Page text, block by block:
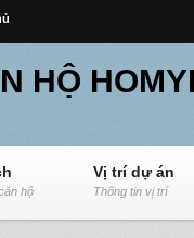
HỘ
hộ
Vị trí dự án
Thông tin vị trí